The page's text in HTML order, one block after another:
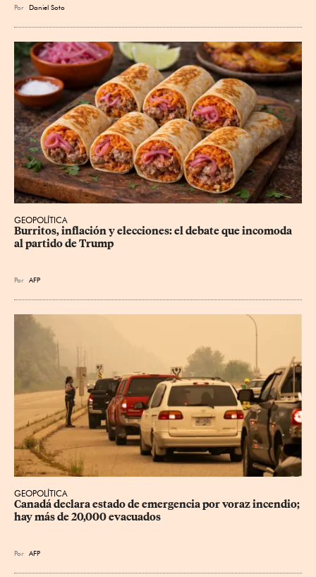
Por Daniel Soto
GEOPOLÍTICA
Burritos, inflación y elecciones: el debate que incomoda
al partido de Trump
Por AFP
GEOPOLÍTICA
Canadá declara estado de emergencia por voraz incendio;
hay más de 20,000 evacuados
Por AFP